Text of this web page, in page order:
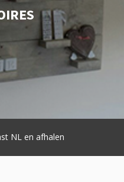
NL en afhalen